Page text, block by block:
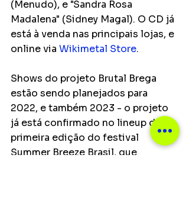
(Menudo), e "Sandra Rosa
Madalena" (Sidney Magal). O CD já
está à venda nas principais lojas, e
online via Wikimetal Store.
Shows do projeto Brutal Brega
estão sendo planejados para
2022, e também 2023 - o projeto
já está confirmado no lineup da
primeira edição do festival
Summer Breeze Brasil, que